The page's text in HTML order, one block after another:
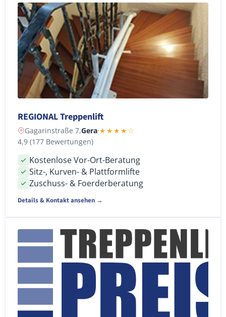
REGIONAL Treppenlift
Gagarinstraße 7,Gera·★★★★☆
4,9 (177 Bewertungen)
Kostenlose Vor-Ort-Beratung
Sitz-, Kurven- & Plattformlifte
Zuschuss- & Foerderberatung
Details & Kontakt ansehen →